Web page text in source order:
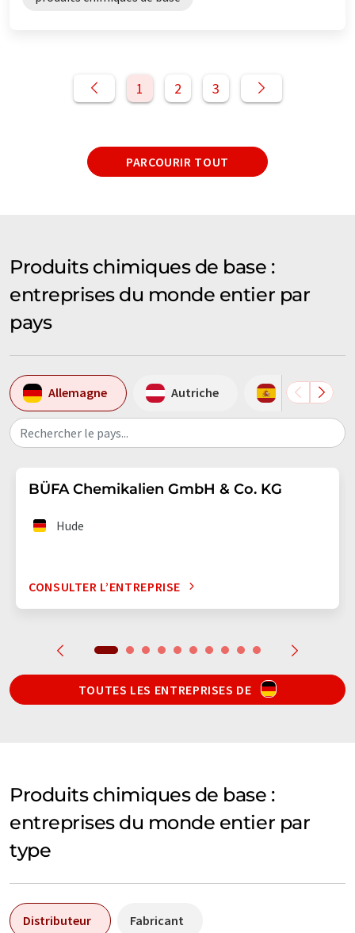
1 2 3
PARCOURIR TOUT
Produits chimiques de base :
entreprises du monde entier par
pays
Allemagne Autriche Espagne
Rechercher le pays...
BÜFA Chemikalien GmbH & Co. KG
Hude
CONSULTER L’ENTREPRISE
TOUTES LES ENTREPRISES DE
Produits chimiques de base :
entreprises du monde entier par
type
Distributeur Fabricant